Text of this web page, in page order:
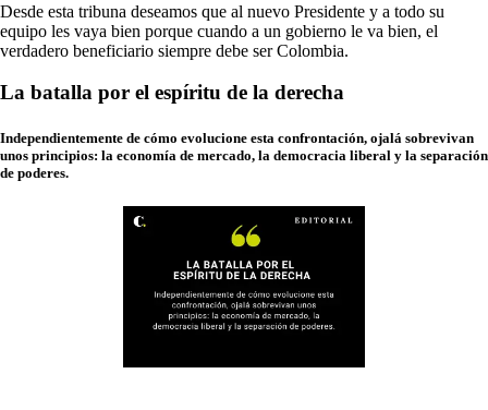
Desde esta tribuna deseamos que al nuevo Presidente y a todo su
equipo les vaya bien porque cuando a un gobierno le va bien, el
verdadero beneficiario siempre debe ser Colombia.
La batalla por el espíritu de la derecha
Independientemente de cómo evolucione esta confrontación, ojalá sobrevivan
unos principios: la economía de mercado, la democracia liberal y la separación
de poderes.